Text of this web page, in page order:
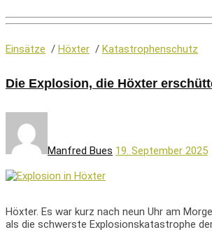
Einsätze / Höxter / Katastrophenschutz
Die Explosion, die Höxter
Manfred Bues 19. September 2025
Höxter. Es war kurz nach neun Uhr am
als die schwerste Explosionskatastrophe